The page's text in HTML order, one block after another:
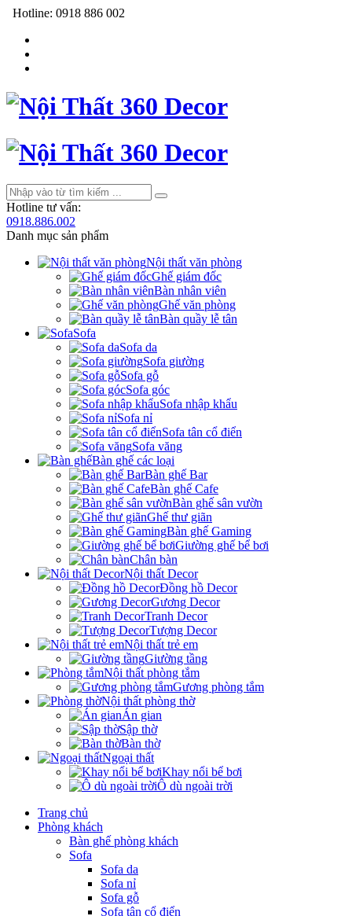
Hotline: 0918 886 002
Hotline tư vấn:
0918.886.002
Danh mục sản phẩm
Nội thất văn phòng
Ghế giám đốc
Bàn nhân viên
Ghế văn phòng
Bàn quầy lễ tân
Sofa
Sofa da
Sofa giường
Sofa gỗ
Sofa góc
Sofa nhập khẩu
Sofa nỉ
Sofa tân cổ điển
Sofa văng
Bàn ghế các loại
Bàn ghế Bar
Bàn ghế Cafe
Bàn ghế sân vườn
Ghế thư giãn
Bàn ghế Gaming
Giường ghế bể bơi
Chân bàn
Nội thất Decor
Đồng hồ Decor
Gương Decor
Tranh Decor
Tượng Decor
Nội thất trẻ em
Giường tầng
Nội thất phòng tắm
Gương phòng tắm
Nội thất phòng thờ
Án gian
Sập thờ
Bàn thờ
Ngoại thất
Khay nổi bể bơi
Ô dù ngoài trời
Trang chủ
Phòng khách
Bàn ghế phòng khách
Sofa
Sofa da
Sofa nỉ
Sofa gỗ
Sofa tân cổ điển